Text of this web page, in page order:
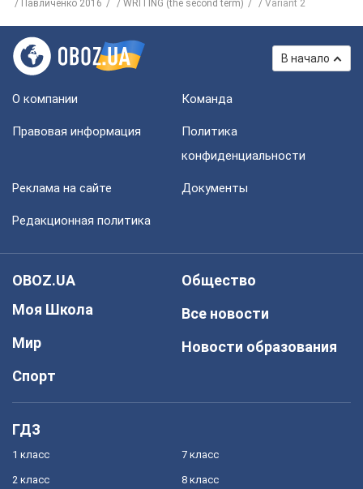
Павличенко 2016
WRITING (the second term) Variant 2
В начало
О компании Команда
Правовая информация
Политика
конфиденциальности
Реклама на сайте Документы
Редакционная политика
OBOZ.UA
Моя Школа
Мир
Спорт
Общество
Все новости
Новости образования
ГДЗ
1 класс
2 класс
7 класс
8 класс